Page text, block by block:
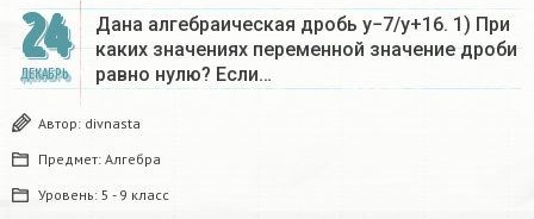
24
ДЕКАБРЬ
Дана алгебраическая дробь y−7/y+16. 1) При
каких значениях переменной значение дроби
равно нулю? Если…
Автор: divnasta
Предмет: Алгебра
Уровень: 5 - 9 класс